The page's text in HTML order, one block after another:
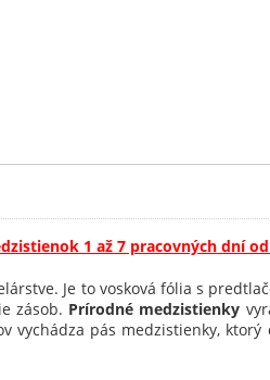
1 až 7 pracovných dní
Je to vosková fólia s
zásob. Prírodné medzistienky
vychádza pás medzistienky,